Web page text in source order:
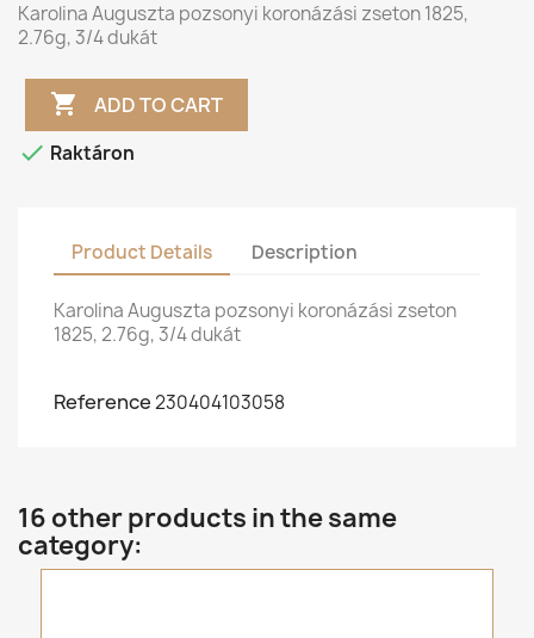
Karolina Auguszta pozsonyi koronázási zseton 1825,
2.76g, 3/4 dukát
 ADD TO CART
 Raktáron
Product Details Description
Karolina Auguszta pozsonyi koronázási zseton
1825, 2.76g, 3/4 dukát
Reference230404103058
16 other products in the same
category: